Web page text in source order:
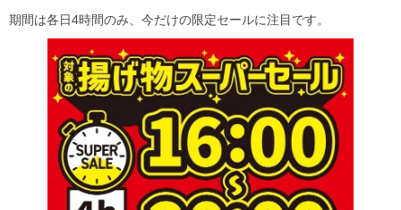
期間は各日4時間のみ、今だけの限定セールに注目です。